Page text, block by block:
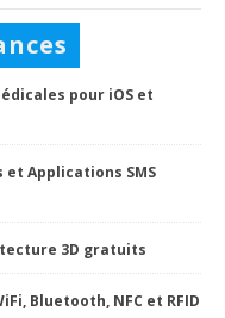
pour iOS et
et Applications SMS
3D gratuits
Bluetooth, NFC et RFID